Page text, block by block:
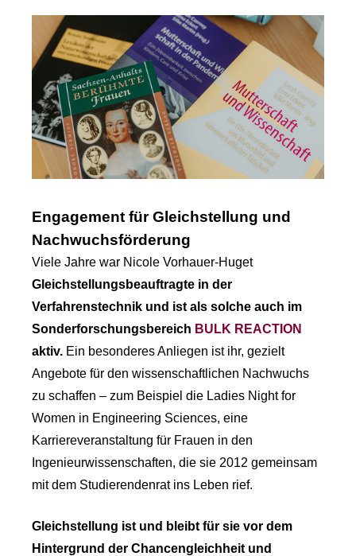
Engagement für Gleichstellung und
Nachwuchsförderung
Viele Jahre war Nicole Vorhauer-Huget
Gleichstellungsbeauftragte in der
Verfahrenstechnik und ist als solche auch im
Sonderforschungsbereich BULK REACTION
aktiv. Ein besonderes Anliegen ist ihr, gezielt
Angebote für den wissenschaftlichen Nachwuchs
zu schaffen – zum Beispiel die Ladies Night for
Women in Engineering Sciences, eine
Karriereveranstaltung für Frauen in den
Ingenieurwissenschaften, die sie 2012 gemeinsam
mit dem Studierendenrat ins Leben rief.
Gleichstellung ist und bleibt für sie vor dem
Hintergrund der Chancengleichheit und